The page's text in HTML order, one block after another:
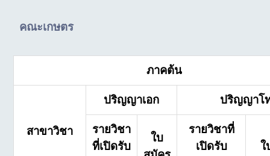
คณะเกษตร
ภาคต้น
สาขาวิชา
ปริญญาเอก ปริญญาโ
รายวิชา
ที่เปิดรับ
ใบ
รายวิชาที่
เปิดรับ
ใ